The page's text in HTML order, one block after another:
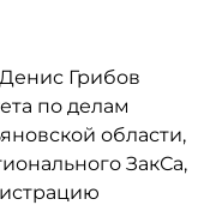
Грибов
по делам
области,
ЗакСа,